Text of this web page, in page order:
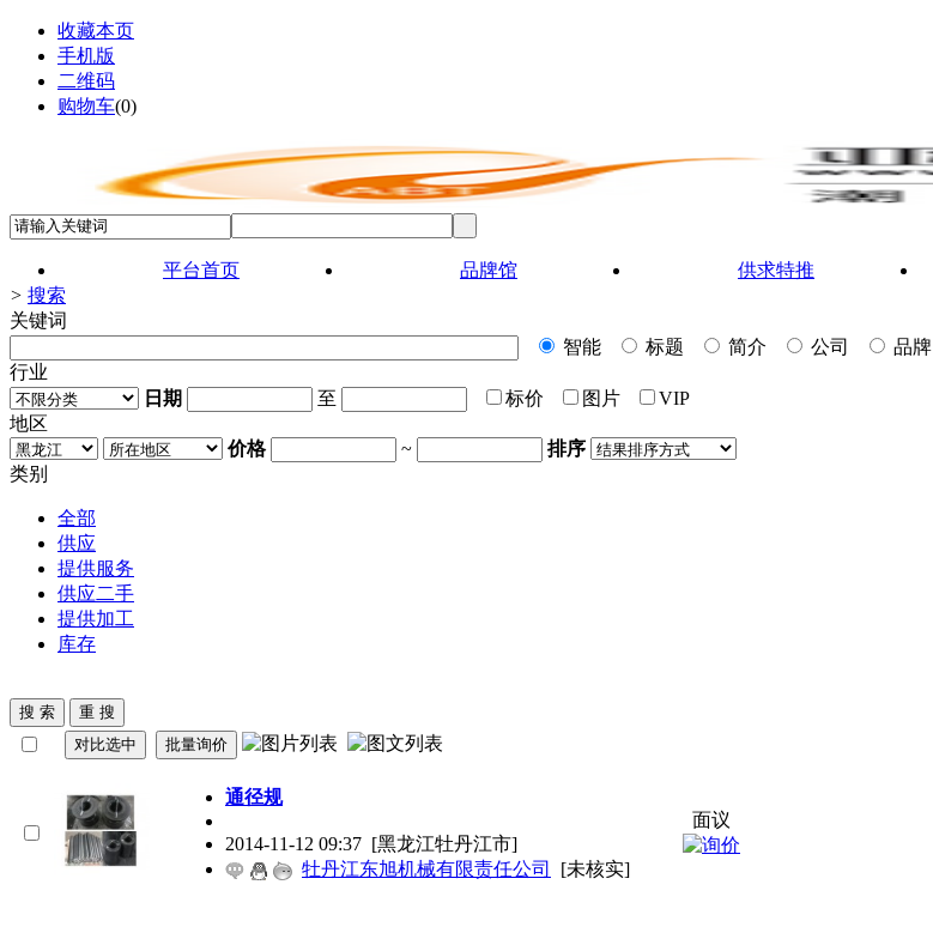
收藏本页
手机版
二维码
购物车(0)
平台首页 品牌馆 供求特推
> 搜索
关键词
智能
标题 简介 公司
品牌
行业
日期
至 标价 图片
VIP
地区
价格
~
排序
类别
全部
供应
提供服务
供应二手
提供加工
库存
通径规
2014-11-12 09:37 [黑龙江牡丹江市]
牡丹江东旭机械有限责任公司
[未核实]
面议